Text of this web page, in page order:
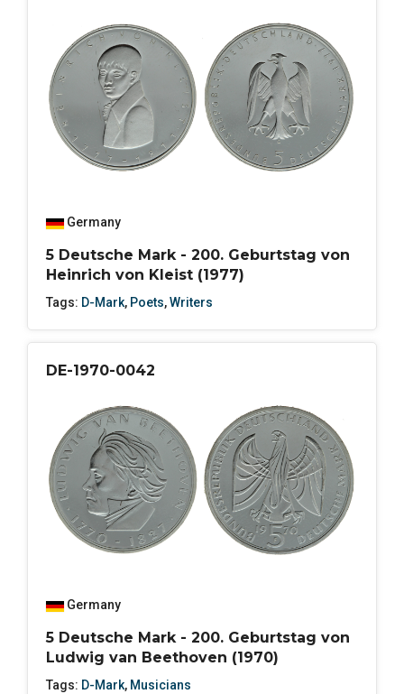
Germany
5 Deutsche Mark - 200. Geburtstag von
Heinrich von Kleist (1977)
Tags: D-Mark, Poets,Writers
DE-1970-0042
Germany
5 Deutsche Mark - 200. Geburtstag von
Ludwig van Beethoven (1970)
Tags: D-Mark, Musicians